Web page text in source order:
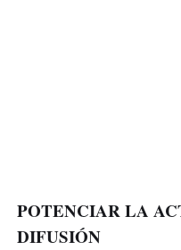
POTENCIAR LA
DIFUSIÓN